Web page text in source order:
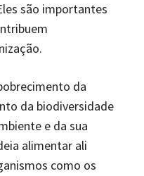
são importantes
da
da biodiversidade
e da sua
alimentar ali
como os